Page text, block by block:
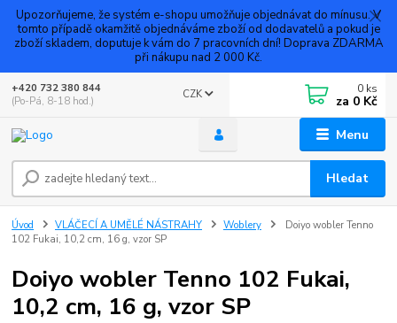
Upozorňujeme, že systém e-shopu umožňuje objednávat do mínusu. V
tomto případě okamžitě objednáváme zboží od dodavatelů a pokud je
zboží skladem, doputuje k vám do 7 pracovních dní! Doprava ZDARMA
při nákupu nad 2 000 Kč.
Menu
CZK
Hledat
+420 732 380 844
(Po-Pá, 8-18 hod.)
0 ks
za 0 Kč
Úvod VLÁČECÍ A UMĚLÉ NÁSTRAHY Woblery
Doiyo wobler Tenno
102 Fukai, 10,2 cm, 16 g, vzor SP
Doiyo wobler Tenno 102 Fukai,
10,2 cm, 16 g, vzor SP